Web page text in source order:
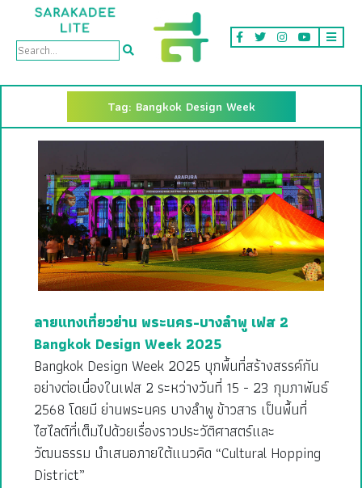
Tag: Bangkok Design Week
ลายแทงเที่ยวย่าน พระนคร-บางลำพู เฟส 2
Bangkok Design Week 2025
Bangkok Design Week 2025 บุกพื้นที่สร้างสรรค์กัน
อย่างต่อเนื่องในเฟส 2 ระหว่างวันที่ 15 - 23 กุมภาพันธ์
2568 โดยมี ย่านพระนคร บางลำพู ข้าวสาร เป็นพื้นที่
ไฮไลต์ที่เต็มไปด้วยเรื่องราวประวัติศาสตร์และ
วัฒนธรรม นำเสนอภายใต้แนวคิด “Cultural Hopping
District”